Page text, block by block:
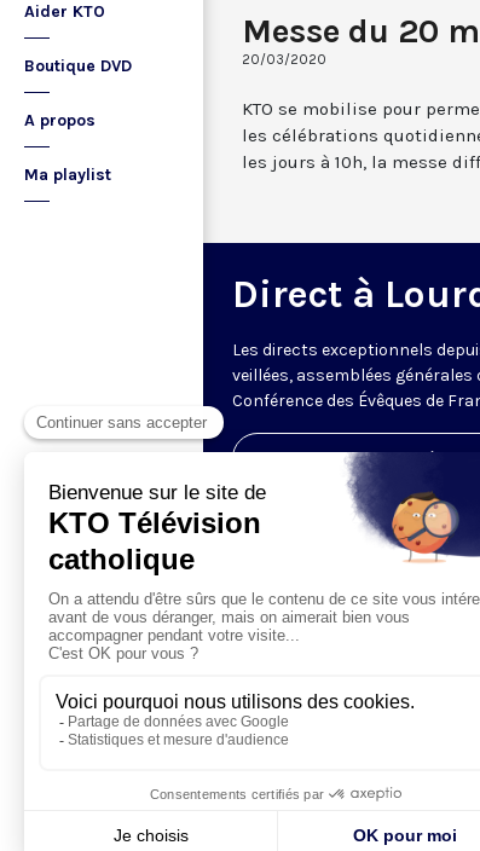
Aider KTO
Boutique DVD
A propos
Ma playlist
Messe du 20
20/03/2020
KTO se mobilise pour
les célébrations
les jours à 10h, la messe
Direct à
Les directs exceptionnels
veillées, assemblées générales
Conférence des Évêques de
Visiter la page de